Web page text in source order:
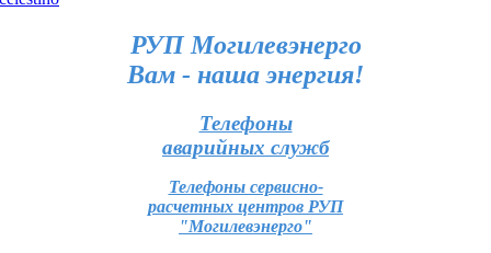
РУП Могилевэнерго
Вам - наша энергия!
Телефоны
аварийных служб
Телефоны сервисно-
расчетных центров РУП
"Могилевэнерго"